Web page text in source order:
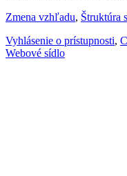
Zmena vzhľadu, Štruktúra
Vyhlásenie o prístupnosti,
Webové sídlo